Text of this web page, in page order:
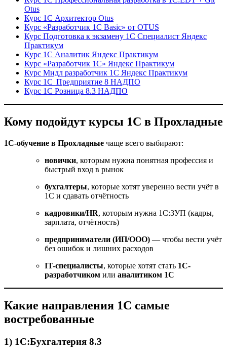
Otus
Курс 1С Архитектор Otus
Курс «Разработчик 1С Basic» от OTUS
Курс Подготовка к экзамену 1С Специалист Яндекс
Практикум
Курс 1С Аналитик Яндекс Практикум
Курс «Разработчик 1С» Яндекс Практикум
Курс Мидл разработчик 1С Яндекс Практикум
Курс 1С Предприятие 8 НАДПО
Курс 1С Розница 8.3 НАДПО
Кому подойдут курсы 1С в Прохладные
1С-обучение в Прохладные чаще всего выбирают:
новички, которым нужна понятная профессия и
быстрый вход в рынок
бухгалтеры, которые хотят уверенно вести учёт в
1С и сдавать отчётность
кадровики/HR, которым нужна 1С:ЗУП (кадры,
зарплата, отчётность)
предприниматели (ИП/ООО) — чтобы вести учёт
без ошибок и лишних расходов
IT-специалисты, которые хотят стать 1С-
разработчиком или аналитиком 1С
Какие направления 1С самые
востребованные
1) 1С:Бухгалтерия 8.3